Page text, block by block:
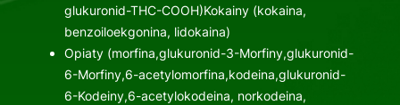
glukuronid-THC-COOH)Kokainy (kokaina,
benzoiloekgonina, lidokaina)
Opiaty (morfina,glukuronid-3-Morfiny,glukuronid-
6-Morfiny,6-acetylomorfina,kodeina,glukuronid-
6-Kodeiny,6-acetylokodeina, norkodeina,